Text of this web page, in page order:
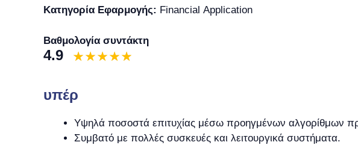
Κατηγορία Εφαρμογής: Financial Application
Βαθμολογία συντάκτη
4.9
υπέρ
Υψηλά ποσοστά επιτυχίας μέσω προηγμένων αλγορίθμων
Συμβατό με πολλές συσκευές και λειτουργικά συστήματα.